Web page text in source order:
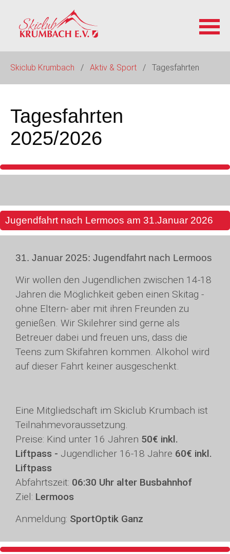
überspringen
Skiclub Krumbach Aktiv & Sport Tagesfahrten
Tagesfahrten
2025/2026
Jugendfahrt nach Lermoos am 31.Januar 2026
31. Januar 2025: Jugendfahrt nach Lermoos
Wir wollen den Jugendlichen zwischen 14-18
Jahren die Möglichkeit geben einen Skitag -
ohne Eltern- aber mit ihren Freunden zu
genießen. Wir Skilehrer sind gerne als
Betreuer dabei und freuen uns, dass die
Teens zum Skifahren kommen. Alkohol wird
auf dieser Fahrt keiner ausgeschenkt.
Eine Mitgliedschaft im Skiclub Krumbach ist
Teilnahmevoraussetzung.
Preise: Kind unter 16 Jahren 50€ inkl.
Liftpass - Jugendlicher 16-18 Jahre 60€ inkl.
Liftpass
Abfahrtszeit: 06:30 Uhr alter Busbahnhof
Ziel: Lermoos
Anmeldung: SportOptik Ganz